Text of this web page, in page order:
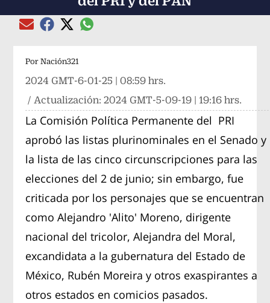
Compartir el artículo actual mediante Email
Compartir el artículo actual mediante Facebook
Compartir el artículo actual mediante Twitter
Compartir el artículo actual mediante
Por Nación321
2024 GMT-6-01-25 | 08:59 hrs.
/ Actualización:2024 GMT-5-09-19 | 19:16 hrs.
La Comisión Política Permanente del PRI
aprobó las listas plurinominales en el Senado y
la lista de las cinco circunscripciones para las
elecciones del 2 de junio; sin embargo, fue
criticada por los personajes que se encuentran
como Alejandro 'Alito' Moreno, dirigente
nacional del tricolor, Alejandra del Moral,
excandidata a la gubernatura del Estado de
México, Rubén Moreira y otros exaspirantes a
otros estados en comicios pasados.